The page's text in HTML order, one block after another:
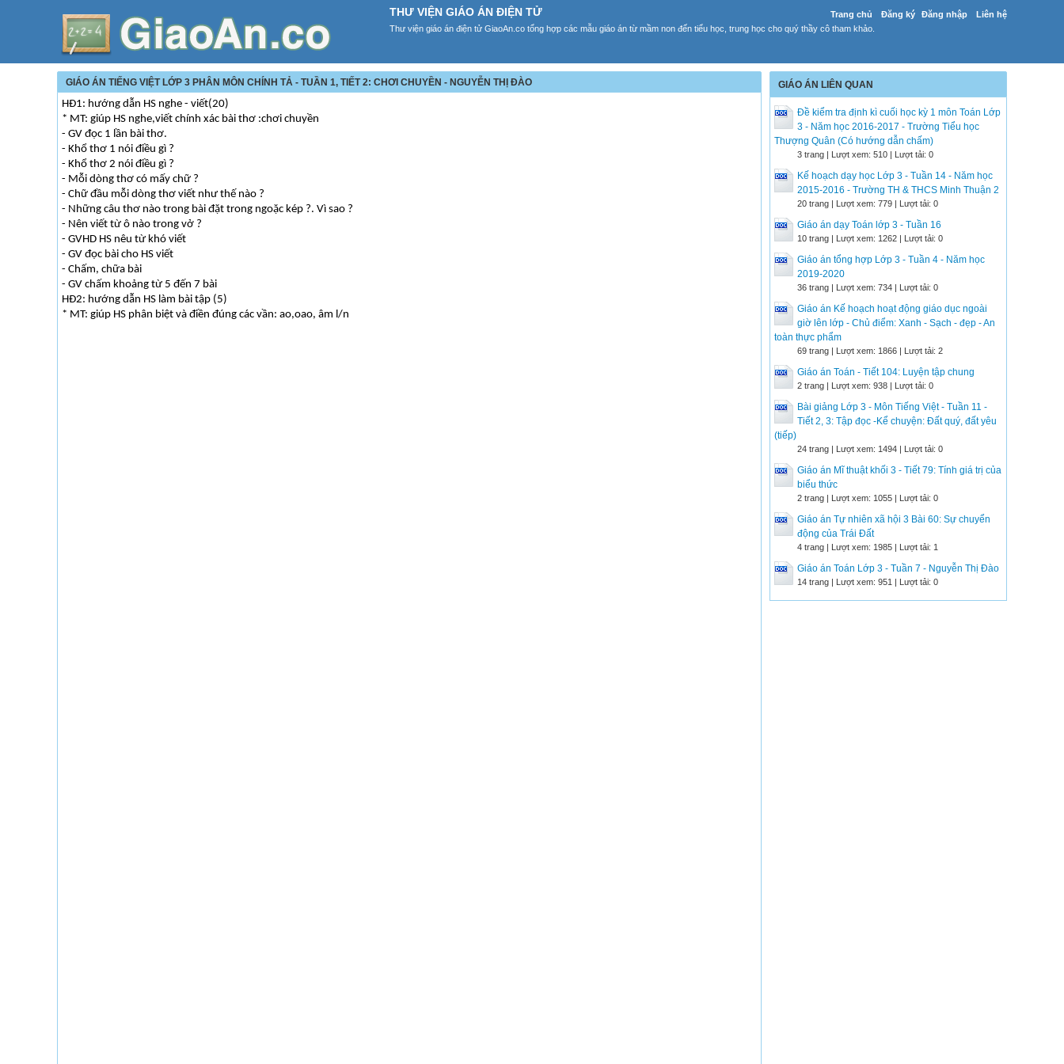
Trang chủ Đăng ký Đăng nhập Liên hệ
THƯ VIỆN GIÁO ÁN ĐIỆN TỬ
Thư viện giáo án điện tử GiaoAn.co tổng hợp các mẫu giáo án từ mầm non đến tiểu học, trung học cho quý thầy cô tham khảo.
GIÁO ÁN TIẾNG VIỆT LỚP 3 PHÂN MÔN CHÍNH TẢ - TUẦN 1, TIẾT 2: CHƠI CHUYỀN - NGUYỄN THỊ ĐÀO
HĐ1: hướng dẫn HS nghe - viết(20)
* MT: giúp HS nghe,viết chính xác bài thơ :chơi chuyền
- GV đọc 1 lần bài thơ.
- Khổ thơ 1 nói điều gì ?
- Khổ thơ 2 nói điều gì ?
- Mỗi dòng thơ có mấy chữ ?
- Chữ đầu mỗi dòng thơ viết như thế nào ?
- Những câu thơ nào trong bài đặt trong ngoặc kép ?. Vì sao ?
- Nên viết từ ô nào trong vở ?
- GVHD HS nêu từ khó viết
- GV đọc bài cho HS viết
- Chấm, chữa bài
- GV chấm khoảng từ 5 đến 7 bài
HĐ2: hướng dẫn HS làm bài tập (5)
* MT: giúp HS phân biệt và điền đúng các vần: ao,oao, âm l/n
GIÁO ÁN LIÊN QUAN
Đề kiểm tra định kì cuối học kỳ 1 môn Toán Lớp
3 - Năm học 2016-2017 - Trường Tiểu học
Thượng Quân (Có hướng dẫn chấm)
3 trang | Lượt xem: 510 | Lượt tải: 0
Kế hoạch dạy học Lớp 3 - Tuần 14 - Năm học
2015-2016 - Trường TH & THCS Minh Thuận 2
20 trang | Lượt xem: 779 | Lượt tải: 0
Giáo án dạy Toán lớp 3 - Tuần 16
10 trang | Lượt xem: 1262 | Lượt tải: 0
Giáo án tổng hợp Lớp 3 - Tuần 4 - Năm học
2019-2020
36 trang | Lượt xem: 734 | Lượt tải: 0
Giáo án Kế hoạch hoạt động giáo dục ngoài
giờ lên lớp - Chủ điểm: Xanh - Sạch - đẹp - An
toàn thực phẩm
69 trang | Lượt xem: 1866 | Lượt tải: 2
Giáo án Toán - Tiết 104: Luyện tập chung
2 trang | Lượt xem: 938 | Lượt tải: 0
Bài giảng Lớp 3 - Môn Tiếng Việt - Tuần 11 -
Tiết 2, 3: Tập đọc -Kể chuyện: Đất quý, đất yêu
(tiếp)
24 trang | Lượt xem: 1494 | Lượt tải: 0
Giáo án Mĩ thuật khối 3 - Tiết 79: Tính giá trị của
biểu thức
2 trang | Lượt xem: 1055 | Lượt tải: 0
Giáo án Tự nhiên xã hội 3 Bài 60: Sự chuyển
động của Trái Đất
4 trang | Lượt xem: 1985 | Lượt tải: 1
Giáo án Toán Lớp 3 - Tuần 7 - Nguyễn Thị Đào
14 trang | Lượt xem: 951 | Lượt tải: 0